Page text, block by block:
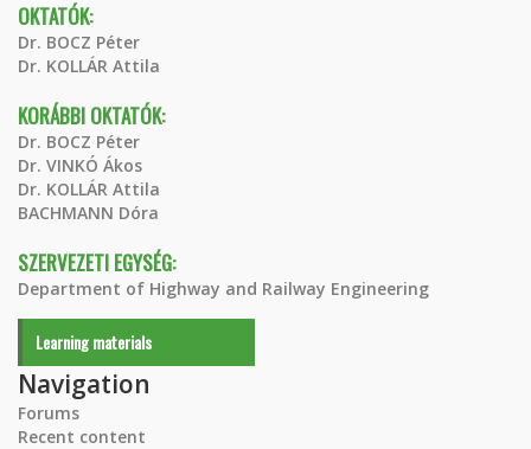
OKTATÓK:
Dr. BOCZ Péter
Dr. KOLLÁR Attila
KORÁBBI OKTATÓK:
Dr. BOCZ Péter
Dr. VINKÓ Ákos
Dr. KOLLÁR Attila
BACHMANN Dóra
SZERVEZETI EGYSÉG:
Department of Highway and Railway Engineering
Learning materials
Navigation
Forums
Recent content